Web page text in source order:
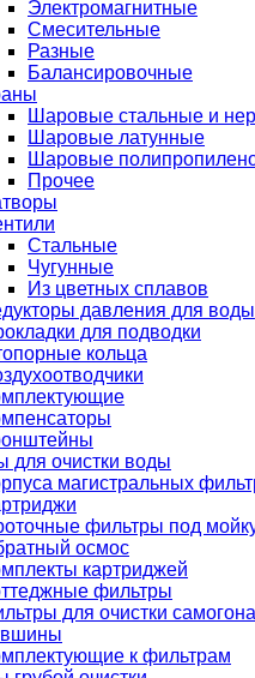
Электромагнитные
Смесительные
Разные
Балансировочные
Шаровые стальные и
Шаровые латунные
Шаровые
Прочее
Стальные
Чугунные
Из цветных сплавов
давления для воды
для подводки
кольца
для очистки воды
магистральных
фильтры под
осмос
картриджей
фильтры
для очистки самогона
к фильтрам